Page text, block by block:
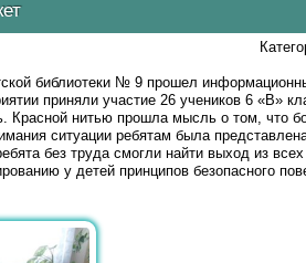
библиотеки № 9 прошел
приняли участие 26 учеников 6 «В»
Красной нитью прошла мысль о том, что
ситуации ребятам была
без труда смогли найти выход из
у детей принципов безопасного